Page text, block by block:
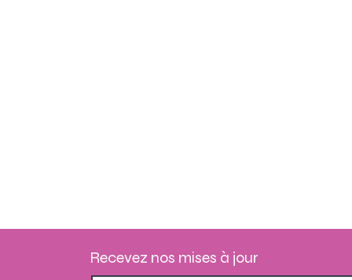
Recevez nos mises à jour